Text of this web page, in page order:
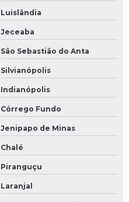
Luislândia
Jeceaba
São Sebastião do Anta
Silvianópolis
Indianópolis
Córrego Fundo
Jenipapo de Minas
Chalé
Piranguçu
Laranjal